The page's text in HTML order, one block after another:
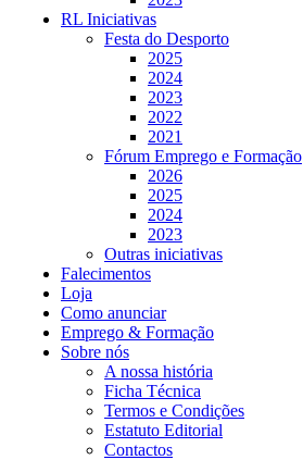
RL Iniciativas
Festa do Desporto
2025
2024
2023
2022
2021
Fórum Emprego e Formação
2026
2025
2024
2023
Outras iniciativas
Falecimentos
Loja
Como anunciar
Emprego & Formação
Sobre nós
A nossa história
Ficha Técnica
Termos e Condições
Estatuto Editorial
Contactos